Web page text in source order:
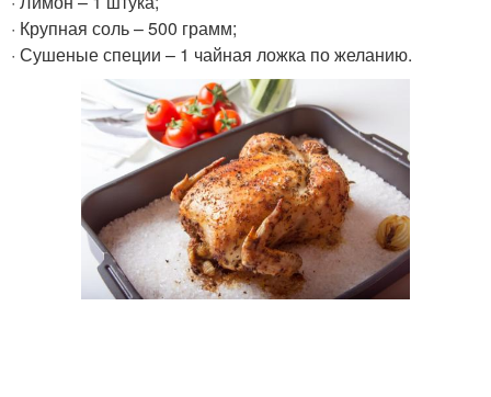
· Крупная соль – 500 грамм;
· Сушеные специи – 1 чайная ложка по желанию.